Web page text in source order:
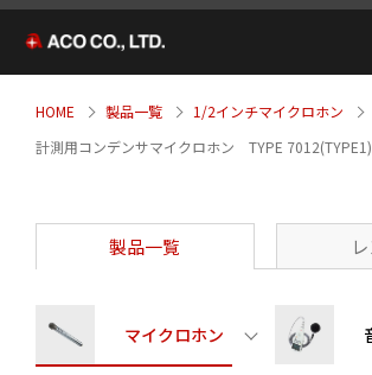
HOME 製品一覧
1/2インチマイクロホン
計測用コンデンサマイクロホン TYPE 7012(TYPE1)
製品一覧
マイクロホン